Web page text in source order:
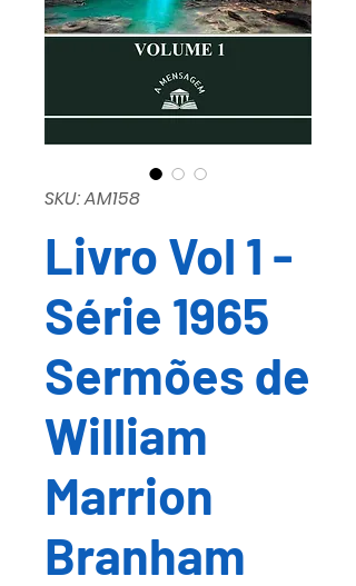
SKU: AM158
Livro Vol 1 -
Série 1965
Sermões de
William
Marrion
Branham